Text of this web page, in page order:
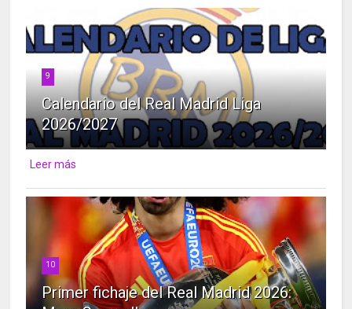
9
Calendario del Real Madrid Liga
2026/2027
Leer más
10
Primer fichaje del Real Madrid 2026: